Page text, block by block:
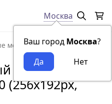
Москва
Ваш город Москва?
монокуляры
монокуляр
(256x192px,